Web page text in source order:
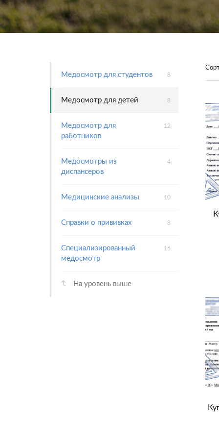
Медосмотр для студентов 8
Медосмотр для детей 8
Медосмотр для
работников
12
Медосмотры из
диспансеров
4
Медицинские анализы 10
Справки о прививках 8
Специализированный
медосмотр
16
На уровень выше